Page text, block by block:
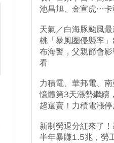
池昌旭、金宣虎…卡
天氣／白海豚颱風
桃「暴風圈侵襲率
布海警，父親節會
看
力積電、華邦電、
憶體第3天漲勢繼續
超還賣！力積電漲
新制勞退分紅來了
半年暴賺1.5兆，勞